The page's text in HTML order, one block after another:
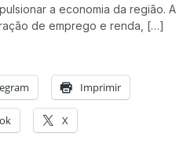
a economia da região. A
de emprego e renda, […]
Imprimir
X